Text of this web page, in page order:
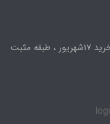
مشهد ، میدان ۱۷شهریور ، مرکز خرید ۱۷شهریور ، طبقه مثبت